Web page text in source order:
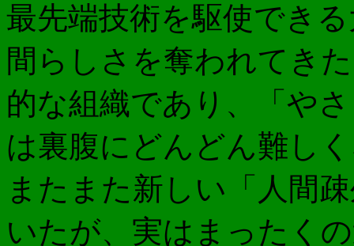
最先端技術を駆使でき
間らしさを奪われてき
的な組織であり、「や
は裏腹にどんどん難し
またまた新しい「人間
いたが、実はまったく